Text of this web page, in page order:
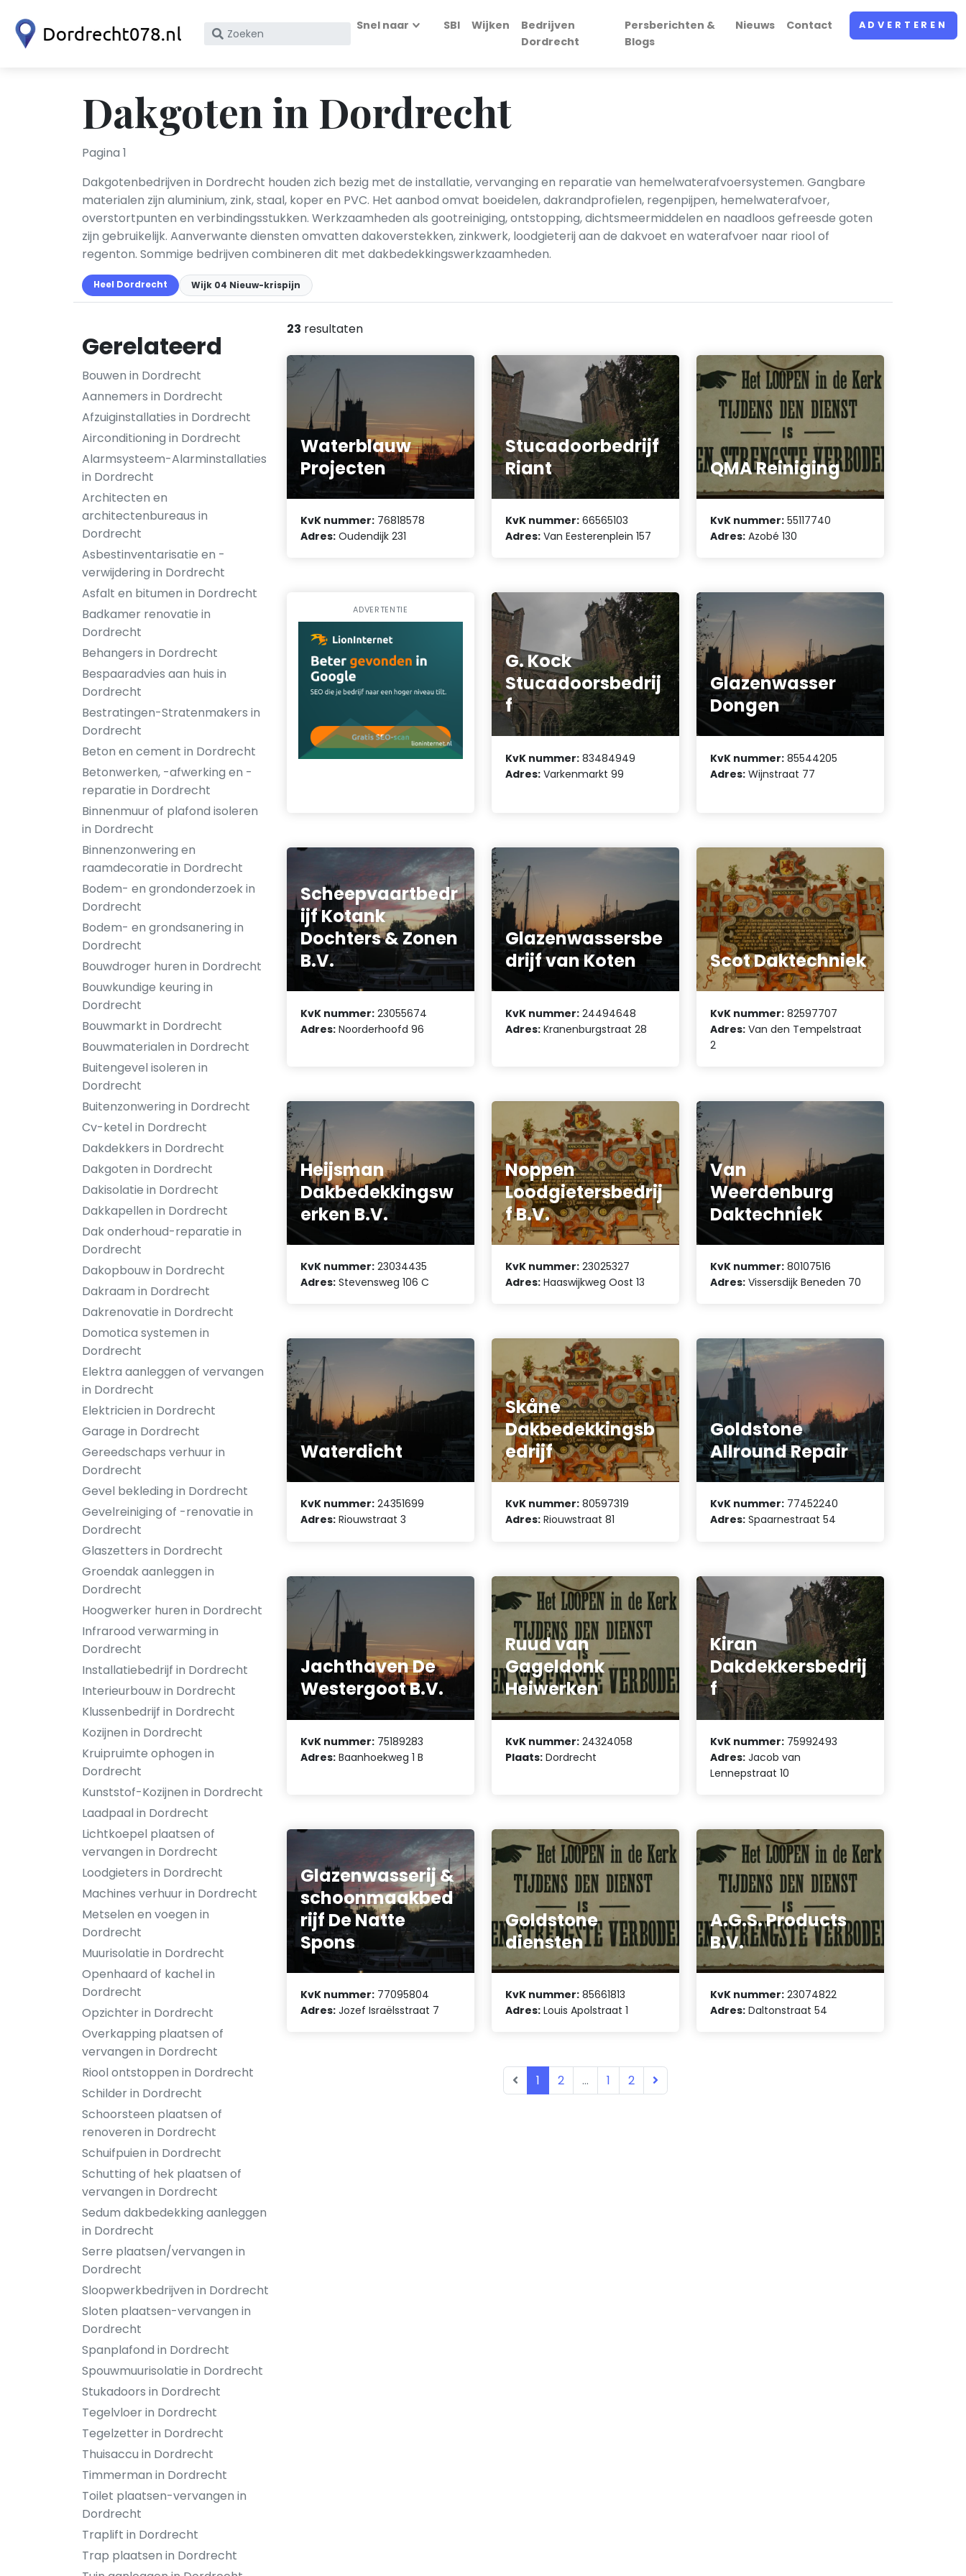
Zoek
KvK
nummer
Snel naar SBI Wijken
Bedrijven
Dordrecht
Persberichten &
Blogs
Nieuws Contact ADVERTEREN
Dakgoten in Dordrecht
Pagina 1
Dakgotenbedrijven in Dordrecht houden zich bezig met de installatie, vervanging en reparatie van hemelwaterafvoersystemen. Gangbare
materialen zijn aluminium, zink, staal, koper en PVC. Het aanbod omvat boeidelen, dakrandprofielen, regenpijpen, hemelwaterafvoer,
overstortpunten en verbindingsstukken. Werkzaamheden als gootreiniging, ontstopping, dichtsmeermiddelen en naadloos gefreesde goten
zijn gebruikelijk. Aanverwante diensten omvatten dakoverstekken, zinkwerk, loodgieterij aan de dakvoet en waterafvoer naar riool of
regenton. Sommige bedrijven combineren dit met dakbedekkingswerkzaamheden.
Heel Dordrecht Wijk 04 Nieuw-krispijn
Gerelateerd
Bouwen in Dordrecht
Aannemers in Dordrecht
Afzuiginstallaties in Dordrecht
Airconditioning in Dordrecht
Alarmsysteem-Alarminstallaties
in Dordrecht
Architecten en
architectenbureaus in
Dordrecht
Asbestinventarisatie en -
verwijdering in Dordrecht
Asfalt en bitumen in Dordrecht
Badkamer renovatie in
Dordrecht
Behangers in Dordrecht
Bespaaradvies aan huis in
Dordrecht
Bestratingen-Stratenmakers in
Dordrecht
Beton en cement in Dordrecht
Betonwerken, -afwerking en -
reparatie in Dordrecht
Binnenmuur of plafond isoleren
in Dordrecht
Binnenzonwering en
raamdecoratie in Dordrecht
Bodem- en grondonderzoek in
Dordrecht
Bodem- en grondsanering in
Dordrecht
Bouwdroger huren in Dordrecht
Bouwkundige keuring in
Dordrecht
Bouwmarkt in Dordrecht
Bouwmaterialen in Dordrecht
Buitengevel isoleren in
Dordrecht
Buitenzonwering in Dordrecht
Cv-ketel in Dordrecht
Dakdekkers in Dordrecht
Dakgoten in Dordrecht
Dakisolatie in Dordrecht
Dakkapellen in Dordrecht
Dak onderhoud-reparatie in
Dordrecht
Dakopbouw in Dordrecht
Dakraam in Dordrecht
Dakrenovatie in Dordrecht
Domotica systemen in
Dordrecht
Elektra aanleggen of vervangen
in Dordrecht
Elektricien in Dordrecht
Garage in Dordrecht
Gereedschaps verhuur in
Dordrecht
Gevel bekleding in Dordrecht
Gevelreiniging of -renovatie in
Dordrecht
Glaszetters in Dordrecht
Groendak aanleggen in
Dordrecht
Hoogwerker huren in Dordrecht
Infrarood verwarming in
Dordrecht
Installatiebedrijf in Dordrecht
Interieurbouw in Dordrecht
Klussenbedrijf in Dordrecht
Kozijnen in Dordrecht
Kruipruimte ophogen in
Dordrecht
Kunststof-Kozijnen in Dordrecht
Laadpaal in Dordrecht
Lichtkoepel plaatsen of
vervangen in Dordrecht
Loodgieters in Dordrecht
Machines verhuur in Dordrecht
Metselen en voegen in
Dordrecht
Muurisolatie in Dordrecht
Openhaard of kachel in
Dordrecht
Opzichter in Dordrecht
Overkapping plaatsen of
vervangen in Dordrecht
Riool ontstoppen in Dordrecht
Schilder in Dordrecht
Schoorsteen plaatsen of
renoveren in Dordrecht
Schuifpuien in Dordrecht
Schutting of hek plaatsen of
vervangen in Dordrecht
Sedum dakbedekking aanleggen
in Dordrecht
Serre plaatsen/vervangen in
Dordrecht
Sloopwerkbedrijven in Dordrecht
Sloten plaatsen-vervangen in
Dordrecht
Spanplafond in Dordrecht
Spouwmuurisolatie in Dordrecht
Stukadoors in Dordrecht
Tegelvloer in Dordrecht
Tegelzetter in Dordrecht
Thuisaccu in Dordrecht
Timmerman in Dordrecht
Toilet plaatsen-vervangen in
Dordrecht
Traplift in Dordrecht
Trap plaatsen in Dordrecht
23 resultaten
Waterblauw
Projecten
KvK nummer: 76818578
Adres: Oudendijk 231
Stucadoorbedrijf
Riant
KvK nummer: 66565103
Adres: Van Eesterenplein 157
QMA Reiniging
KvK nummer: 55117740
Adres: Azobé 130
ADVERTENTIE
G. Kock
Stucadoorsbedrij
f
KvK nummer: 83484949
Adres: Varkenmarkt 99
Glazenwasser
Dongen
KvK nummer: 85544205
Adres: Wijnstraat 77
Scheepvaartbedr
ijf Kotank
Dochters & Zonen
B.V.
KvK nummer: 23055674
Adres: Noorderhoofd 96
Glazenwassersbe
drijf van Koten
KvK nummer: 24494648
Adres: Kranenburgstraat 28
Scot Daktechniek
KvK nummer: 82597707
Adres: Van den Tempelstraat
2
Heijsman
Dakbedekkingsw
erken B.V.
KvK nummer: 23034435
Adres: Stevensweg 106 C
Noppen
Loodgietersbedrij
f B.V.
KvK nummer: 23025327
Adres: Haaswijkweg Oost 13
Van
Weerdenburg
Daktechniek
KvK nummer: 80107516
Adres: Vissersdijk Beneden 70
Waterdicht
KvK nummer: 24351699
Adres: Riouwstraat 3
Skåne
Dakbedekkingsb
edrijf
KvK nummer: 80597319
Adres: Riouwstraat 81
Goldstone
Allround Repair
KvK nummer: 77452240
Adres: Spaarnestraat 54
Jachthaven De
Westergoot B.V.
KvK nummer: 75189283
Adres: Baanhoekweg 1 B
Ruud van
Gageldonk
Heiwerken
KvK nummer: 24324058
Plaats: Dordrecht
Kiran
Dakdekkersbedrij
f
KvK nummer: 75992493
Adres: Jacob van
Lennepstraat 10
Glazenwasserij &
schoonmaakbed
rijf De Natte
Spons
KvK nummer: 77095804
Adres: Jozef Israëlsstraat 7
Goldstone
diensten
KvK nummer: 85661813
Adres: Louis Apolstraat 1
A.G.S. Products
B.V.
KvK nummer: 23074822
Adres: Daltonstraat 54
1 2 ... 1 2